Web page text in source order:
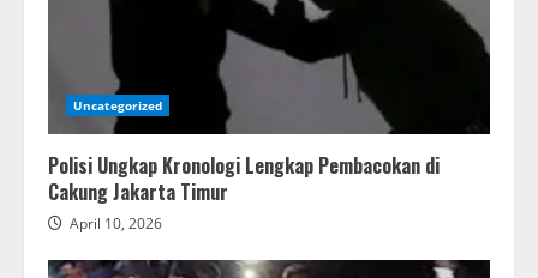
Uncategorized
Polisi Ungkap Kronologi Lengkap Pembacokan di
Cakung Jakarta Timur
April 10, 2026